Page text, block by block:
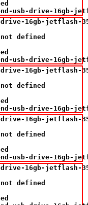
usb-drive-16gb-
16gb-jetflash-
defined
usb-drive-16gb-
16gb-jetflash-
defined
usb-drive-16gb-
16gb-jetflash-
defined
usb-drive-16gb-
16gb-jetflash-
defined